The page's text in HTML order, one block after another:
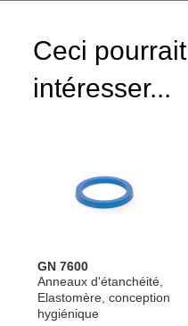
Ceci
intéresser...
GN 7600
Anneaux d'étanchéité,
Elastomère, conception
hygiénique